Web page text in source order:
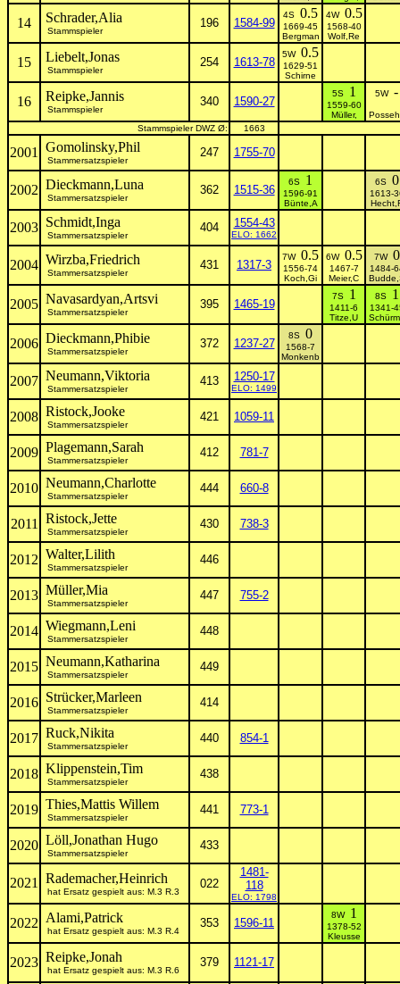
14 Schrader,Alia
Stammspieler
196 1584-99
4S 0.5
1669-45
Bergman
4W 0.5
1568-40
Wolf,Re
15 Liebelt,Jonas
Stammspieler
254 1613-78
5W 0.5
1629-51
Schirne
16 Reipke,Jannis
Stammspieler
340 1590-27
5S 1
1559-60
Müller,
5W -
Stammspieler DWZ Ø:
1663
2001 Gomolinsky,Phil
Stammersatzspieler
247 1755-70
2002 Dieckmann,Luna
Stammersatzspieler
362 1515-36
6S 1
1596-91
Bünte,A
6S 0
1613-
2003 Schmidt,Inga
Stammersatzspieler
404 1554-43
ELO: 1662
2004 Wirzba,Friedrich
Stammersatzspieler
431 1317-3
7W 0.5
1556-74
Koch,Gi
6W 0.5
1467-7
Meier,C
7W 0
1484-
2005 Navasardyan,Artsvi
Stammersatzspieler
395 1465-19
7S 1
1411-6
Titze,U
8S 1
1341-
2006 Dieckmann,Phibie
Stammersatzspieler
372 1237-27
8S 0
1568-7
Monkenb
2007 Neumann,Viktoria
Stammersatzspieler
413 1250-17
ELO: 1499
2008 Ristock,Jooke
Stammersatzspieler
421 1059-11
2009 Plagemann,Sarah
Stammersatzspieler
412 781-7
2010 Neumann,Charlotte
Stammersatzspieler
444 660-8
2011 Ristock,Jette
Stammersatzspieler
430 738-3
2012 Walter,Lilith
Stammersatzspieler
446
2013 Müller,Mia
Stammersatzspieler
447 755-2
2014 Wiegmann,Leni
Stammersatzspieler
448
2015 Neumann,Katharina
Stammersatzspieler
449
2016 Strücker,Marleen
Stammersatzspieler
414
2017 Ruck,Nikita
Stammersatzspieler
440 854-1
2018 Klippenstein,Tim
Stammersatzspieler
438
2019 Thies,Mattis Willem
Stammersatzspieler
441 773-1
2020 Löll,Jonathan Hugo
Stammersatzspieler
433
2021 Rademacher,Heinrich
hat Ersatz gespielt aus: M.3 R.3
022
1481-
118
ELO: 1798
2022 Alami,Patrick
hat Ersatz gespielt aus: M.3 R.4
353 1596-11
8W 1
1378-52
Kleusse
2023 Reipke,Jonah
hat Ersatz gespielt aus: M.3 R.6
379 1121-17